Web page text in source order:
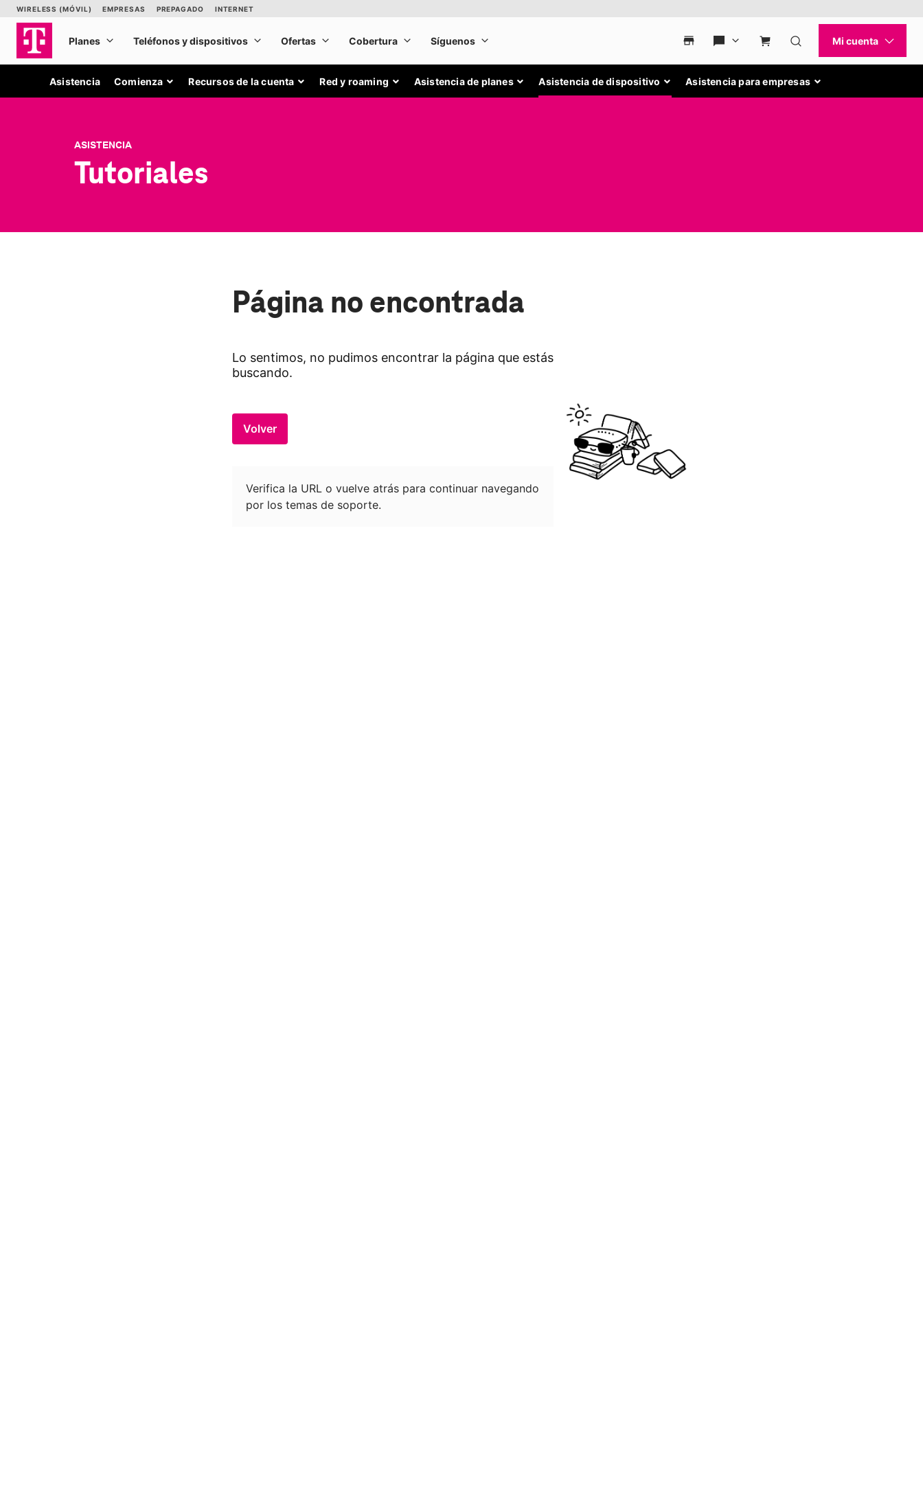
Asistencia Comienza Recursos de la cuenta Red y roaming Asistencia de planes Asistencia de dispositivo Asistencia para empresas
ASISTENCIA
Tutoriales